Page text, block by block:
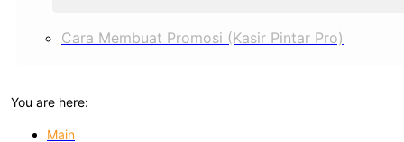
Cara Membuat Promosi (Kasir Pintar Pro)
You are here:
Main